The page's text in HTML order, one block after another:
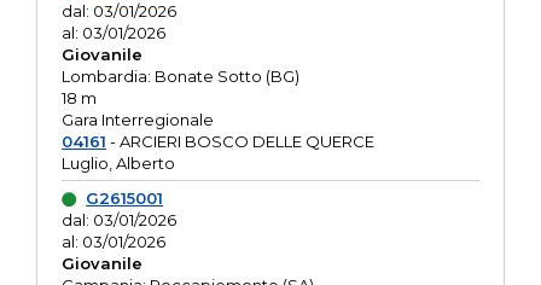
dal: 03/01/2026
al: 03/01/2026
Giovanile
Lombardia: Bonate Sotto (BG)
18 m
Gara Interregionale
04161 - ARCIERI BOSCO DELLE QUERCE
Luglio, Alberto
G2615001
dal: 03/01/2026
al: 03/01/2026
Giovanile